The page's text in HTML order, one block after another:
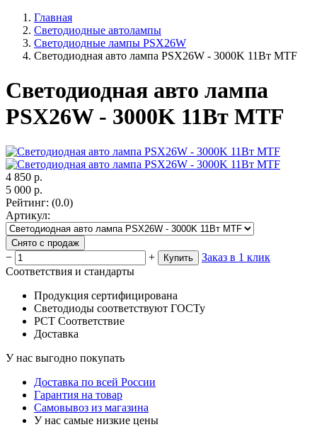
Главная
Светодиодные автолампы
Светодиодные лампы PSX26W
Светодиодная авто лампа PSX26W - 3000K 11Вт MTF
Светодиодная авто лампа
PSX26W - 3000K 11Вт MTF
4 850 р.
5 000 р.
Рейтинг: (0.0)
Артикул:
Снято с продаж
− + Купить
Заказ в 1 клик
Соответствия и стандарты
Продукция сертифицирована
Светодиоды соответствуют ГОСТу
РСТ Соответствие
Доставка
У нас выгодно покупать
Доставка по всей России
Гарантия на товар
Самовывоз из магазина
У нас самые низкие цены